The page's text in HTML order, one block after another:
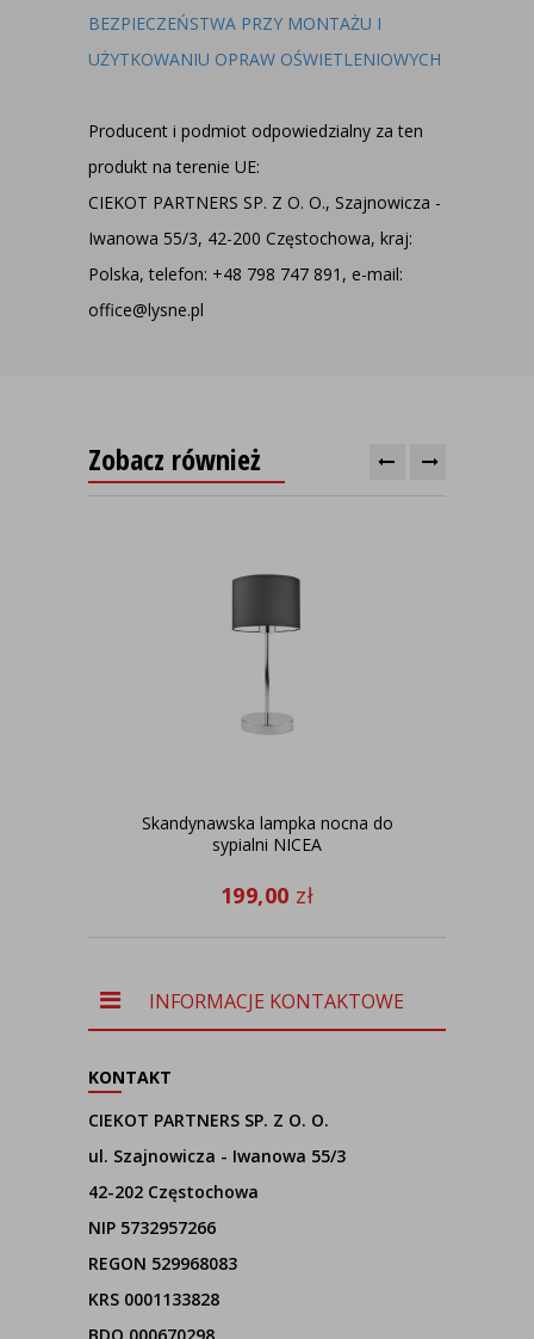
BEZPIECZEŃSTWA PRZY MONTAŻU I
UŻYTKOWANIU OPRAW OŚWIETLENIOWYCH
Producent i podmiot odpowiedzialny za ten
produkt na terenie UE:
CIEKOT PARTNERS SP. Z O. O., Szajnowicza -
Iwanowa 55/3, 42-200 Częstochowa, kraj:
Polska, telefon: +48 798 747 891, e-mail:
office@lysne.pl
Zobacz również
Skandynawska lampka nocna do
sypialni NICEA
199,00 zł
INFORMACJE KONTAKTOWE
KONTAKT
CIEKOT PARTNERS SP. Z O. O.
ul. Szajnowicza - Iwanowa 55/3
42-202 Częstochowa
NIP 5732957266
REGON 529968083
KRS 0001133828